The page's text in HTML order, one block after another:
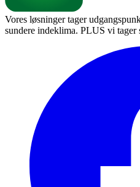
Vores løsninger tager
sundere indeklima. PLUS vi